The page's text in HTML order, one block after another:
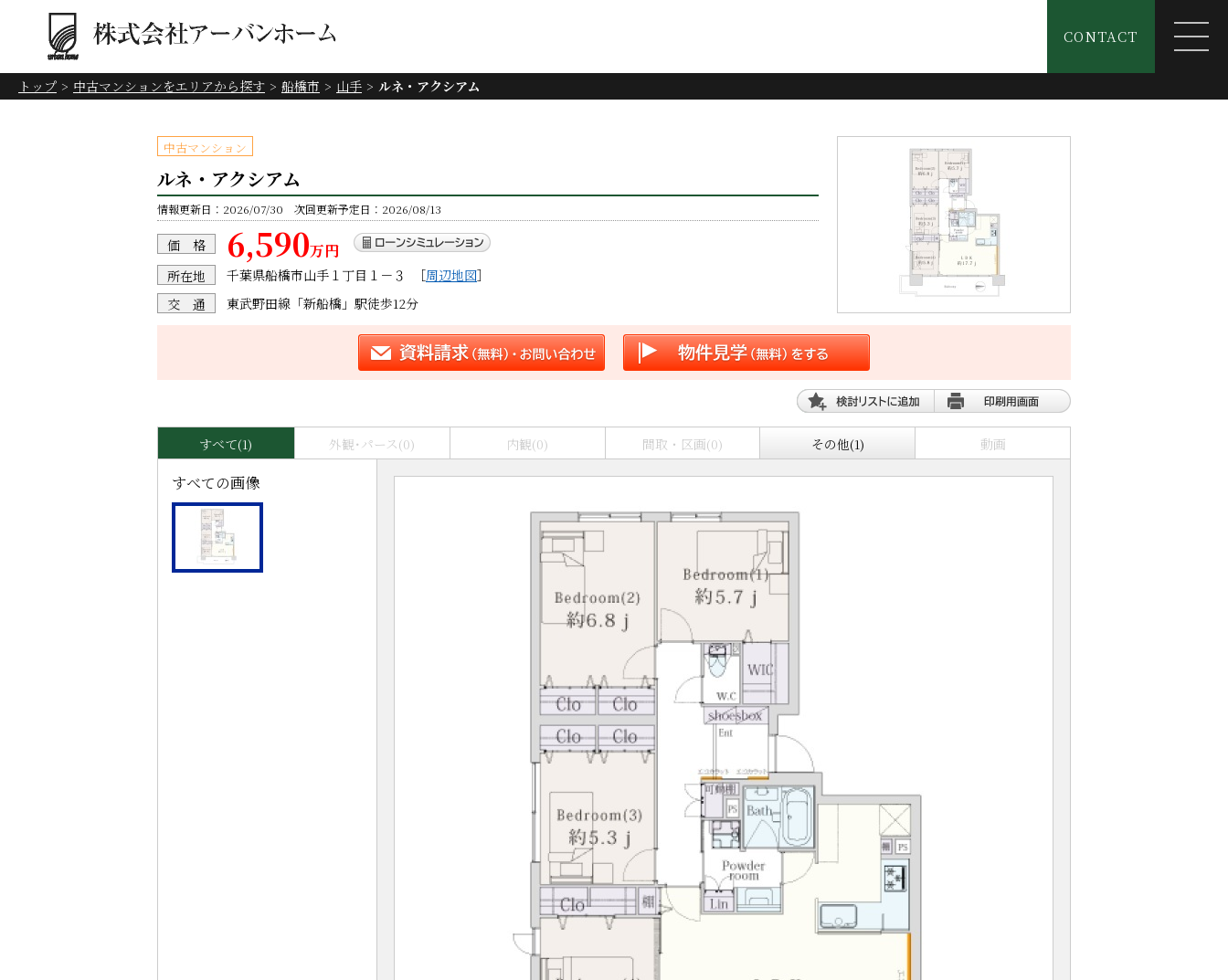
CONTACT
トップ 中古マンションをエリアから探す 船橋市 山手 ルネ・アクシアム
中古マンション
ルネ・アクシアム
情報更新日：2026/07/30 次回更新予定日：2026/08/13
価 格 6,590万円
所在地 千葉県船橋市山手１丁目１－３ ［周辺地図］
交 通
東武野田線「新船橋」駅徒歩12分
すべて(1) 外観･パース(0) 内観(0) 間取・区画(0) その他(1) 動画
すべての画像